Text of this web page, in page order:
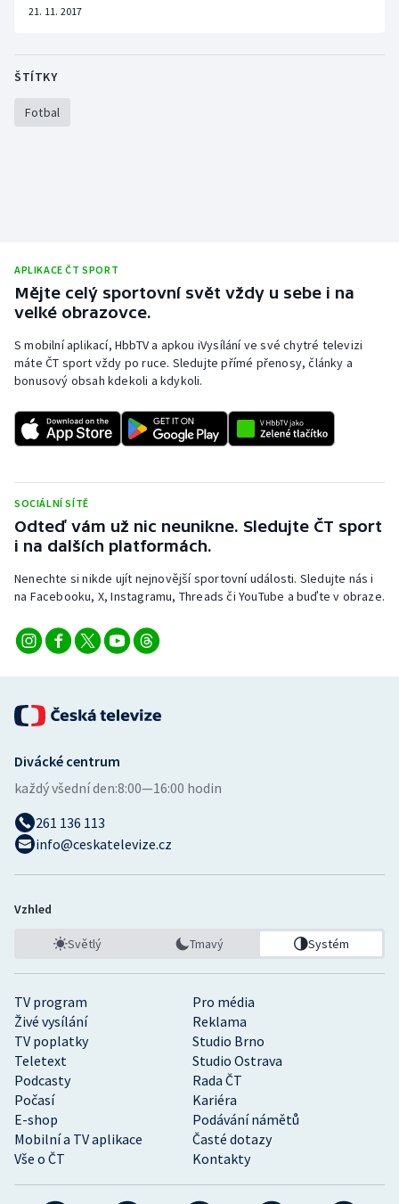
Stolní tenis
Veslování
21. 11. 2017
ŠTÍTKY
Fotbal
APLIKACE ČT SPORT
Mějte celý sportovní svět vždy u sebe i na
velké obrazovce.
S mobilní aplikací, HbbTV a apkou iVysílání ve své chytré televizi
máte ČT sport vždy po ruce. Sledujte přímé přenosy, články a
bonusový obsah kdekoli a kdykoli.
SOCIÁLNÍ SÍTĚ
Odteď vám už nic neunikne. Sledujte ČT sport
i na dalších platformách.
Nenechte si nikde ujít nejnovější sportovní události. Sledujte nás i
na Facebooku, X, Instagramu, Threads či YouTube a buďte v obraze.
TV program
Pro média
Živé vysílání
Reklama
TV poplatky
Studio Brno
Teletext
Studio Ostrava
Podcasty
Rada ČT
Počasí
Kariéra
E-shop
Podávání námětů
Mobilní a TV aplikace
Časté dotazy
Vše o ČT
Kontakty
Divácké centrum
každý všední den:8:00—16:00 hodin
261 136 113
info@ceskatelevize.cz
Vzhled
Světlý Tmavý Systém